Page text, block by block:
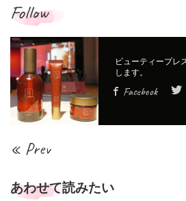
Follow
Facebook
« Prev
あわせて読みたい